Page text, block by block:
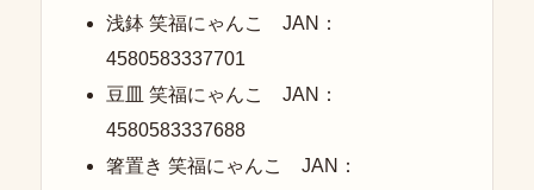
浅鉢 笑福にゃんこ JAN：
4580583337701
豆皿 笑福にゃんこ JAN：
4580583337688
箸置き 笑福にゃんこ JAN：